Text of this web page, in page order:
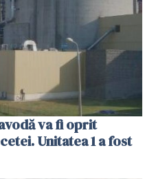
va fi oprit
Unitatea 1 a fost